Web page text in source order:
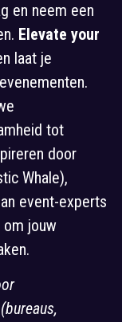
en neem een
Elevate your
laat je
tot
door
Whale),
event-experts
jouw